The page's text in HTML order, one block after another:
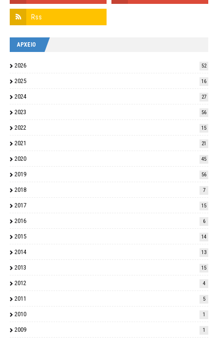
ΑΡΧΕΙΟ
2026 52
2025 16
2024 27
2023 56
2022 15
2021 21
2020 45
2019 56
2018 7
2017 15
2016 6
2015 14
2014 13
2013 15
2012 4
2011 5
2010 1
2009 1